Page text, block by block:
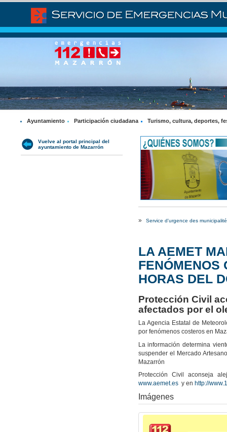
Ayuntamiento Participación ciudadana Turismo, cultura, deportes,
Vuelve al portal principal del
ayuntamiento de Mazarrón
» Service d'urgence des
LA AEMET
FENÓMENOS
HORAS DEL
Protección Civil
afectados por el
La Agencia Estatal de
por fenómenos costeros en
La información determina
suspender el Mercado
Mazarrón
Protección Civil aconseja
www.aemet.esy en http://
Imágenes